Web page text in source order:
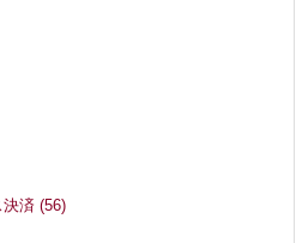
済 (56)